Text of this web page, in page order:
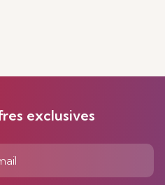
exclusives